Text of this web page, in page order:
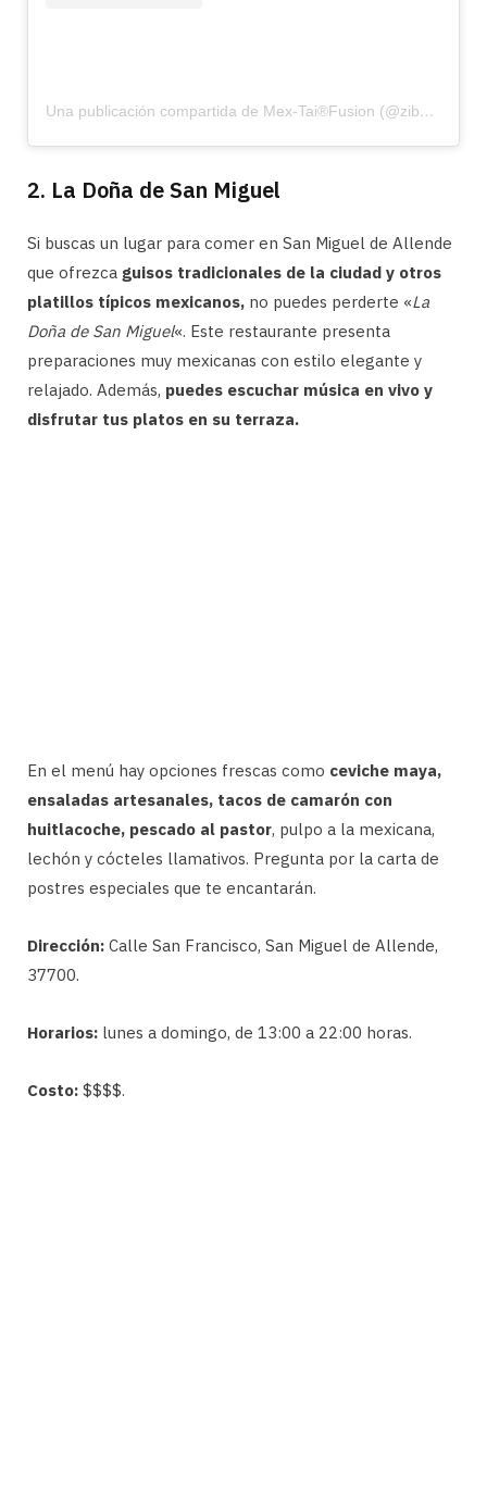
Una publicación compartida de Mex-Tai®️Fusion (@zibuallende)
2. La Doña de San Miguel
Si buscas un lugar para comer en San Miguel de Allende
que ofrezca guisos tradicionales de la ciudad y otros
platillos típicos mexicanos, no puedes perderte «La
Doña de San Miguel«. Este restaurante presenta
preparaciones muy mexicanas con estilo elegante y
relajado. Además, puedes escuchar música en vivo y
disfrutar tus platos en su terraza.
En el menú hay opciones frescas como ceviche maya,
ensaladas artesanales, tacos de camarón con
huitlacoche, pescado al pastor, pulpo a la mexicana,
lechón y cócteles llamativos. Pregunta por la carta de
postres especiales que te encantarán.
Dirección: Calle San Francisco, San Miguel de Allende,
37700.
Horarios: lunes a domingo, de 13:00 a 22:00 horas.
Costo: $$$$.